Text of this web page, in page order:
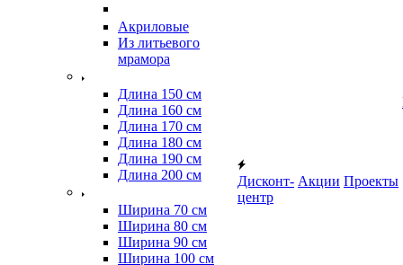
Акриловые
Из литьевого
мрамора
Длина 150 см
Длина 160 см
Длина 170 см
Длина 180 см
Длина 190 см
Длина 200 см
Ширина 70 см
Ширина 80 см
Ширина 90 см
Ширина 100 см
Дисконт-
центр
Акции Проекты